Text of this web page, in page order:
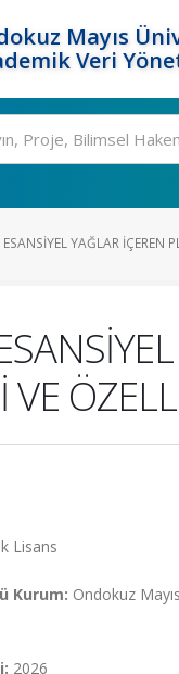
Mayıs
Veri
ESANSİYEL YAĞLAR İÇEREN
VE
Lisans
Kurum: Ondokuz
2026